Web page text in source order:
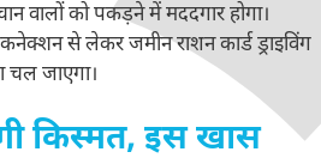
वालों को पकड़ने में मददगार होगा।
से लेकर जमीन राशन कार्ड ड्राइविंग
चल जाएगा।
किस्मत, इस खास